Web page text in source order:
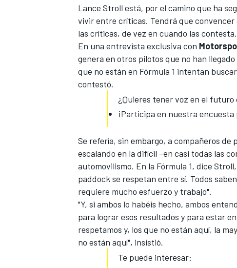
MÁS CATEGORÍAS
Lance Stroll está, por el camino que ha
vivir entre críticas. Tendrá que convencer
las críticas, de vez en cuando las contesta.
En una entrevista exclusiva con
genera en otros pilotos que no han
que no están en Fórmula 1 intentan
contestó.
¿Quieres tener voz en el futuro
¡Participa en nuestra
Se refería, sin embargo, a compañeros de
escalando en la difícil –en casi todas las
automovilismo. En la Fórmula 1, dice
paddock se respetan entre sí. Todos
requiere mucho esfuerzo y trabajo".
"Y, si ambos lo habéis hecho, ambos
para lograr esos resultados y para estar
respetamos y, los que no están aquí, la
no están aquí", insistió.
Te puede interesar: